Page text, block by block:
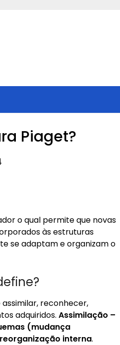
Piaget?
o qual permite que novas
às estruturas
se adaptam e organizam o
reconhecer,
adquiridos. Assimilação –
(mudança
interna.